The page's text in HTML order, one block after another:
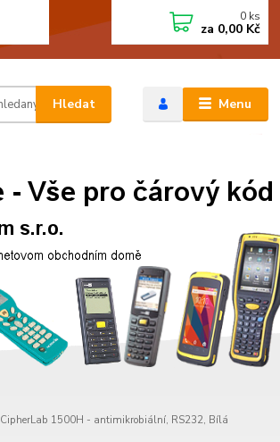
Menu
Hledat
0 ks
za 0,00 Kč
CipherLab 1500H - antimikrobiální, RS232, Bílá